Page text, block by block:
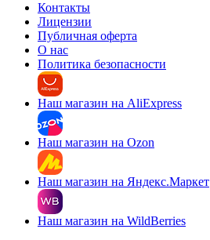
Контакты
Лицензии
Публичная оферта
О нас
Политика безопасности
Наш магазин на AliExpress
Наш магазин на Ozon
Наш магазин на Яндекс.Маркет
Наш магазин на WildBerries